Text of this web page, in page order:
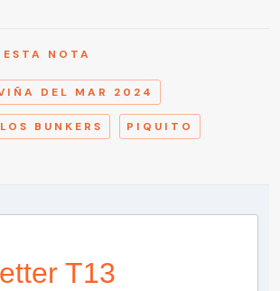
NOTA
DEL MAR 2024
LOS BUNKERS PIQUITO
T13